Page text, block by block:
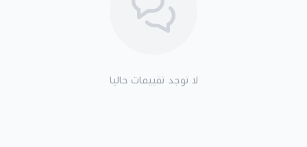
لا توجد تقييمات حاليا